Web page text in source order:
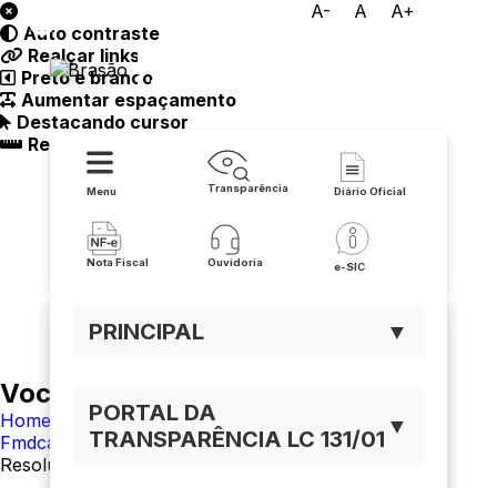
A- A A+
Prefeitura Municipal de
Lapão
Menu Transparência Diário Oficial
Nota Fiscal Ouvidoria e-SIC
PRINCIPAL ▼
PORTAL DA
TRANSPARÊNCIA LC 131/01 ▼
Auto contraste
Realçar links
Preto e branco
Aumentar espaçamento
Destacando cursor
Regua guia
Você está navegando em:
Home
Fmdca
Resoluções